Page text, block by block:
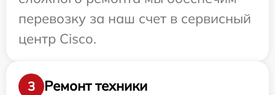
перевозку за наш счет в сервисный
центр Cisco.
3
Ремонт техники